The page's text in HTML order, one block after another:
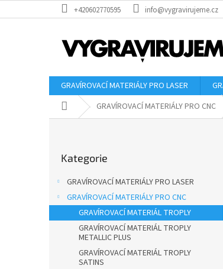
na
+420602770595 info@vygravirujeme.cz
GRAVÍROVACÍ MATERIÁLY PRO LASER
Domů GRAVÍROVACÍ MATERIÁLY PRO CNC
n
kategorie
Kategorie
GRAVÍROVACÍ MATERIÁLY PRO LASER
GRAVÍROVACÍ MATERIÁLY PRO CNC
GRAVÍROVACÍ MATERIÁL TROPLY
GRAVÍROVACÍ MATERIÁL TROPLY
METALLIC PLUS
GRAVÍROVACÍ MATERIÁL TROPLY
SATINS